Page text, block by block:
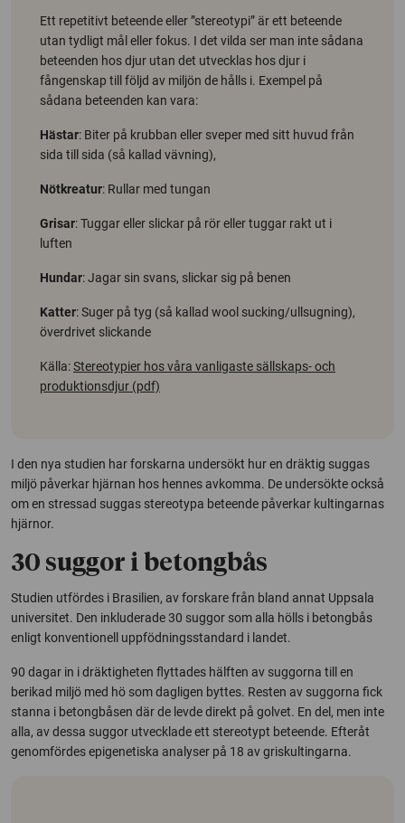
Ett repetitivt beteende eller ”stereotypi” är ett beteende
utan tydligt mål eller fokus. I det vilda ser man inte sådana
beteenden hos djur utan det utvecklas hos djur i
fångenskap till följd av miljön de hålls i. Exempel på
sådana beteenden kan vara:
Hästar: Biter på krubban eller sveper med sitt huvud från
sida till sida (så kallad vävning),
Nötkreatur: Rullar med tungan
Grisar: Tuggar eller slickar på rör eller tuggar rakt ut i
luften
Hundar: Jagar sin svans, slickar sig på benen
Katter: Suger på tyg (så kallad wool sucking/ullsugning),
överdrivet slickande
Källa:Stereotypier hos våra vanligaste sällskaps- och
produktionsdjur (pdf)
I den nya studien har forskarna undersökt hur en dräktig suggas
miljö påverkar hjärnan hos hennes avkomma. De undersökte också
om en stressad suggas stereotypa beteende påverkar kultingarnas
hjärnor.
30 suggor i betongbås
Studien utfördes i Brasilien, av forskare från bland annat Uppsala
universitet. Den inkluderade 30 suggor som alla hölls i betongbås
enligt konventionell uppfödningsstandard i landet.
90 dagar in i dräktigheten flyttades hälften av suggorna till en
berikad miljö med hö som dagligen byttes. Resten av suggorna fick
stanna i betongbåsen där de levde direkt på golvet. En del, men inte
alla, av dessa suggor utvecklade ett stereotypt beteende. Efteråt
genomfördes epigenetiska analyser på 18 av griskultingarna.